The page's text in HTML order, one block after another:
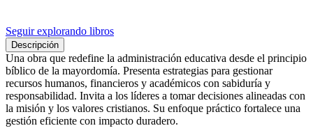
Seguir explorando libros
Descripción
Una obra que redefine la administración educativa desde el principio
bíblico de la mayordomía. Presenta estrategias para gestionar
recursos humanos, financieros y académicos con sabiduría y
responsabilidad. Invita a los líderes a tomar decisiones alineadas con
la misión y los valores cristianos. Su enfoque práctico fortalece una
gestión eficiente con impacto duradero.